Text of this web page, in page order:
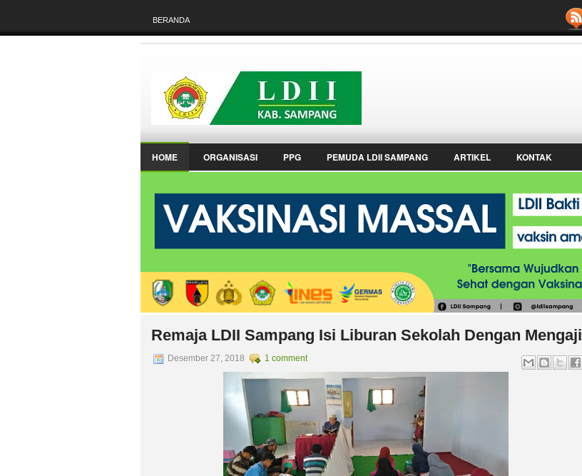
BERANDA
HOME ORGANISASI PPG PEMUDA LDII SAMPANG ARTIKEL KONTAK
Remaja LDII Sampang Isi Liburan Sekolah Dengan Mengaji
Desember 27, 2018 1 comment